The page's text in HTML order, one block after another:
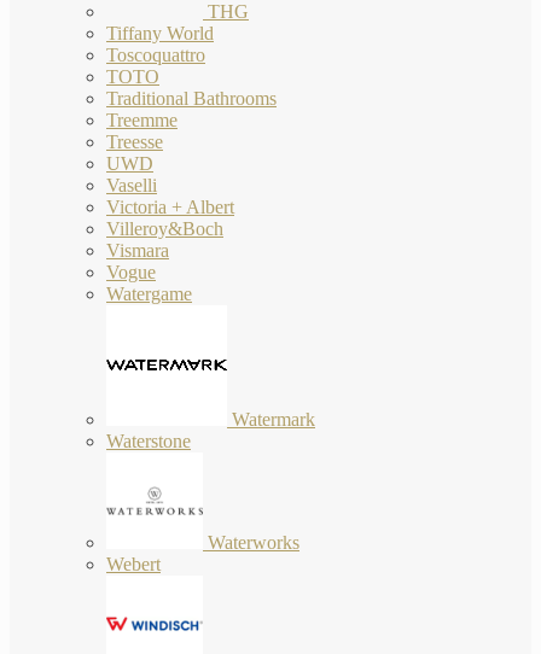
THG
Tiffany World
Toscoquattro
TOTO
Traditional Bathrooms
Treemme
Treesse
UWD
Vaselli
Victoria + Albert
Villeroy&Boch
Vismara
Vogue
Watergame
Watermark
Waterstone
Waterworks
Webert